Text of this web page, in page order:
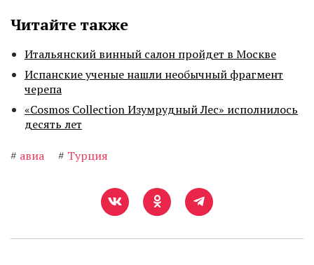
Читайте также
Итальянский винный салон пройдет в Москве
Испанские ученые нашли необычный фрагмент
черепа
«Cosmos Collection Изумрудный Лес» исполнилось
десять лет
# авиа # Турция